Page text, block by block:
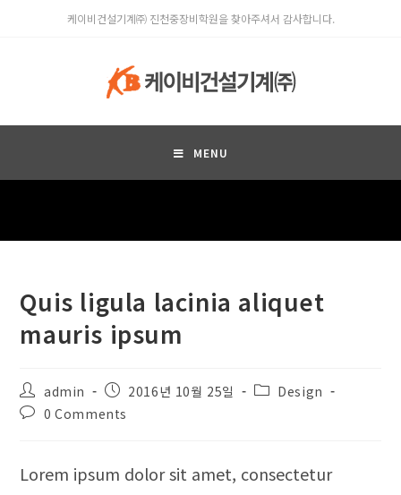
케이비건설기계㈜ 진천중장비학원을 찾아주셔서 감사합니다.
MENU
Quis ligula lacinia aliquet
mauris ipsum
admin 2016년 10월 25일
Design
0 Comments
Lorem ipsum dolor sit amet, consectetur